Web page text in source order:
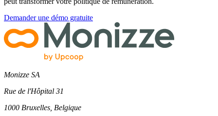
Demander une démo gratuite
Monizze SA
Rue de l'Hôpital 31
1000 Bruxelles, Belgique